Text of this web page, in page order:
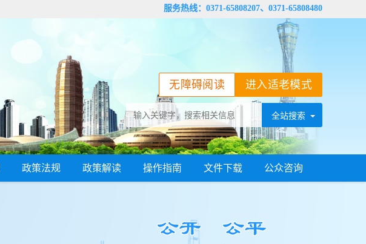
服务热线：0371-65808207、0371-65808480
进入适老模式
无障碍阅读
政策法规 政策解读 操作指南 文件下载 公众咨询